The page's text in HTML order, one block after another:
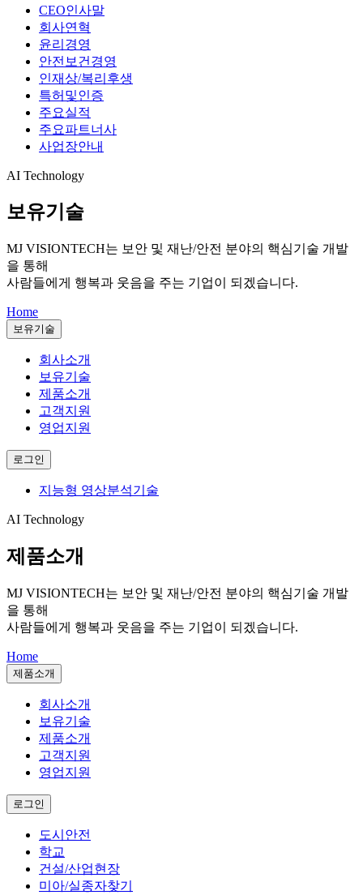
CEO인사말
회사연혁
윤리경영
안전보건경영
인재상/복리후생
특허및인증
주요실적
주요파트너사
사업장안내
AI Technology
보유기술
MJ VISIONTECH는 보안 및 재난/안전 분야의 핵심기술 개발
을 통해
사람들에게 행복과 웃음을 주는 기업이 되겠습니다.
Home
보유기술
회사소개
보유기술
제품소개
고객지원
영업지원
로그인
지능형 영상분석기술
AI Technology
제품소개
MJ VISIONTECH는 보안 및 재난/안전 분야의 핵심기술 개발
을 통해
사람들에게 행복과 웃음을 주는 기업이 되겠습니다.
Home
제품소개
회사소개
보유기술
제품소개
고객지원
영업지원
로그인
도시안전
학교
건설/산업현장
미아/실종자찾기